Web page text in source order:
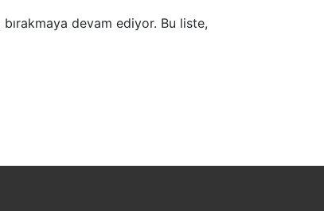
devam ediyor. Bu liste,